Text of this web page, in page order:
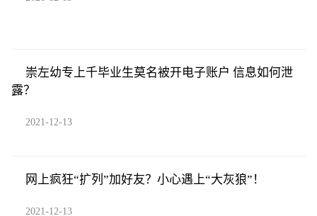
崇左幼专上千毕业生莫名被开电子账户 信息如何泄
露？
2021-12-13
网上疯狂“扩列”加好友？小心遇上“大灰狼”！
2021-12-13